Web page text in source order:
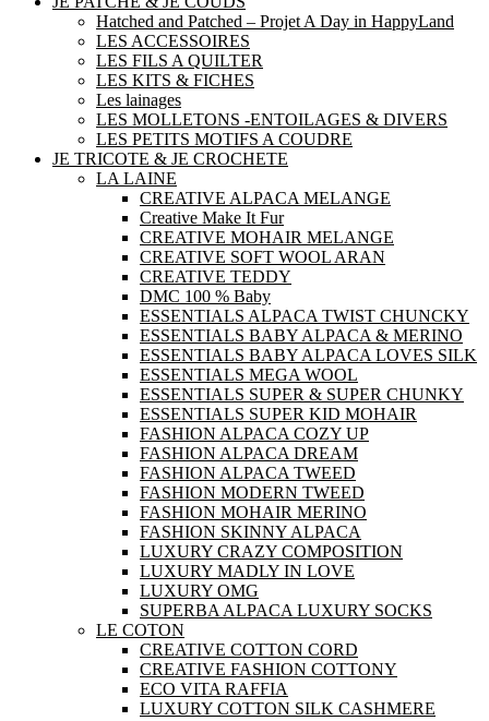
Hatched and Patched – Projet A Day in HappyLand
LES ACCESSOIRES
LES FILS A QUILTER
LES KITS & FICHES
Les lainages
LES MOLLETONS -ENTOILAGES & DIVERS
LES PETITS MOTIFS A COUDRE
JE TRICOTE & JE CROCHETE
LA LAINE
CREATIVE ALPACA MELANGE
Creative Make It Fur
CREATIVE MOHAIR MELANGE
CREATIVE SOFT WOOL ARAN
CREATIVE TEDDY
DMC 100 % Baby
ESSENTIALS ALPACA TWIST CHUNCKY
ESSENTIALS BABY ALPACA & MERINO
ESSENTIALS BABY ALPACA LOVES SILK
ESSENTIALS MEGA WOOL
ESSENTIALS SUPER & SUPER CHUNKY
ESSENTIALS SUPER KID MOHAIR
FASHION ALPACA COZY UP
FASHION ALPACA DREAM
FASHION ALPACA TWEED
FASHION MODERN TWEED
FASHION MOHAIR MERINO
FASHION SKINNY ALPACA
LUXURY CRAZY COMPOSITION
LUXURY MADLY IN LOVE
LUXURY OMG
SUPERBA ALPACA LUXURY SOCKS
LE COTON
CREATIVE COTTON CORD
CREATIVE FASHION COTTONY
ECO VITA RAFFIA
LUXURY COTTON SILK CASHMERE